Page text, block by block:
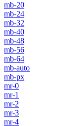
mb-20
mb-24
mb-32
mb-40
mb-48
mb-56
mb-64
mb-auto
mb-px
mr-0
mr-1
mr-2
mr-3
mr-4